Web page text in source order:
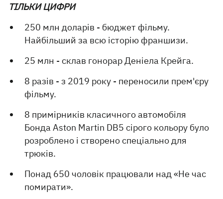
ТІЛЬКИ ЦИФРИ
250 млн доларів - бюджет фільму.
Найбільший за всю історію франшизи.
25 млн - склав гонорар Деніела Крейга.
8 разів - з 2019 року - переносили прем'єру
фільму.
8 примірників класичного автомобіля
Бонда Aston Martin DB5 сірого кольору було
розроблено і створено спеціально для
трюків.
Понад 650 чоловік працювали над «Не час
помирати».